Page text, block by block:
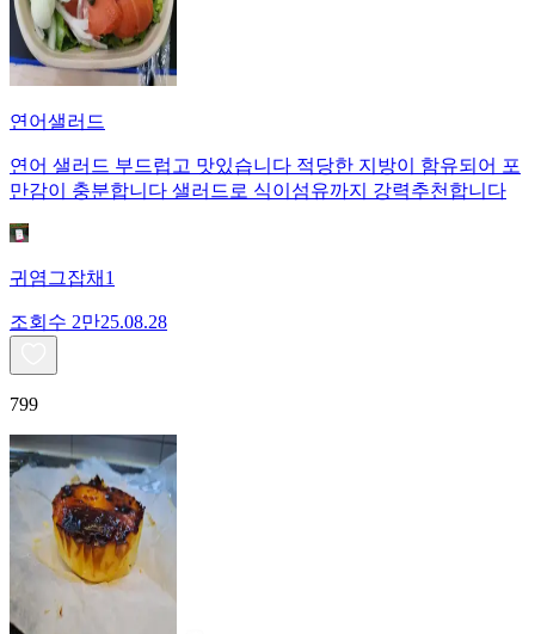
연어샐러드
연어 샐러드 부드럽고 맛있습니다 적당한 지방이 함유되어 포
만감이 충분합니다 샐러드로 식이섬유까지 강력추천합니다
귀염그잡채1
조회수 2만25.08.28
799